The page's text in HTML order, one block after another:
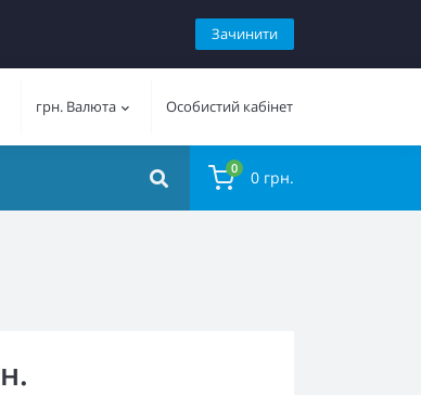
Зачинити
грн. Валюта Особистий кабінет
0 0 грн.